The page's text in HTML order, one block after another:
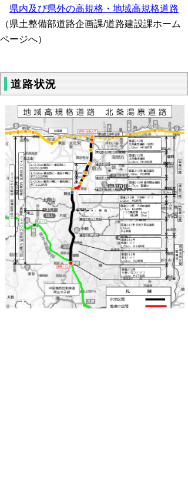
県内及び県外の高規格・地域高規格道路
（県土整備部道路企画課/道路建設課ホーム
ページへ）
道路状況